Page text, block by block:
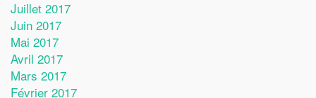
Juillet 2017
Juin 2017
Mai 2017
Avril 2017
Mars 2017
Février 2017